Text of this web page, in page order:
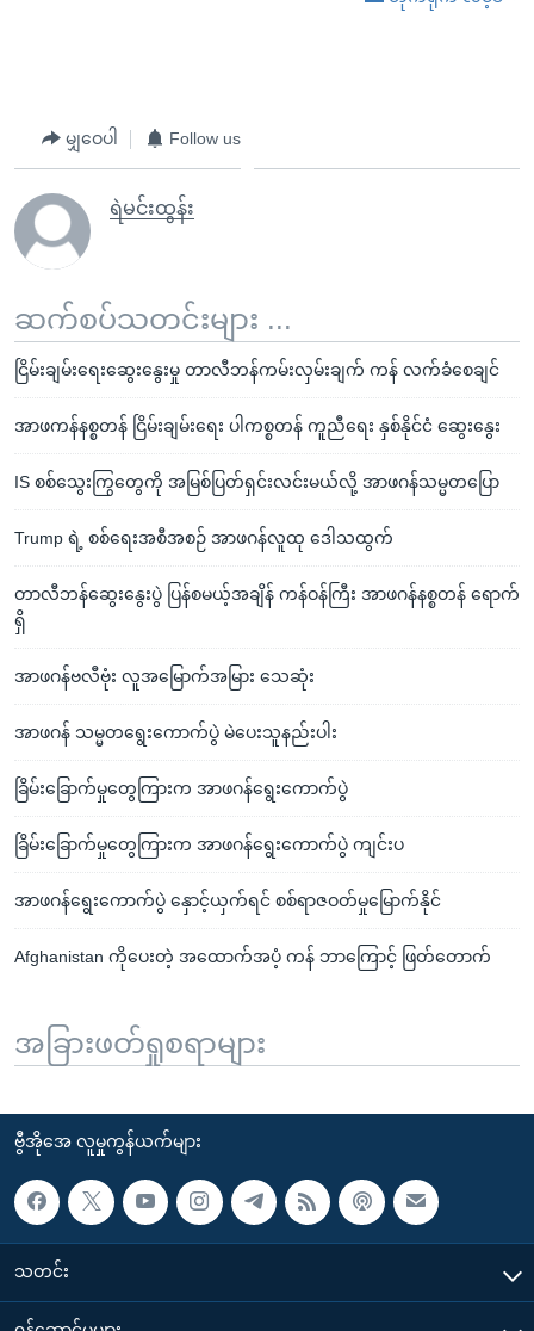
မျှဝေပါ Follow us
ရဲမင်းထွန်း
ဆက်စပ်သတင်းများ ...
ငြိမ်းချမ်းရေးဆွေးနွေးမှု တာလီဘန်ကမ်းလှမ်းချက် ကန် လက်ခံစေချင်
အာဖကန်နစ္စတန် ငြိမ်းချမ်းရေး ပါကစ္စတန် ကူညီရေး နှစ်နိုင်ငံ ဆွေးနွေး
IS စစ်သွေးကြွတွေကို အမြစ်ပြတ်ရှင်းလင်းမယ်လို့ အာဖဂန်သမ္မတပြော
Trump ရဲ့ စစ်ရေးအစီအစဉ် အာဖဂန်လူထု ဒေါသထွက်
တာလီဘန်ဆွေးနွေးပွဲ ပြန်စမယ့်အချိန် ကန်ဝန်ကြီး အာဖဂန်နစ္စတန် ရောက်
ရှိ
အာဖဂန်ဗလီဗုံး လူအမြောက်အမြား သေဆုံး
အာဖဂန် သမ္မတရွေးကောက်ပွဲ မဲပေးသူနည်းပါး
ခြိမ်းခြောက်မှုတွေကြားက အာဖဂန်ရွေးကောက်ပွဲ
ခြိမ်းခြောက်မှုတွေကြားက အာဖဂန်ရွေးကောက်ပွဲ ကျင်းပ
အာဖဂန်ရွေးကောက်ပွဲ နှောင့်ယှက်ရင် စစ်ရာဇဝတ်မှုမြောက်နိုင်
Afghanistan ကိုပေးတဲ့ အထောက်အပံ့ ကန် ဘာကြောင့် ဖြတ်တောက်
အခြားဖတ်ရှုစရာများ
ဗွီအိုအေ လူမှုကွန်ယက်များ
သတင်း